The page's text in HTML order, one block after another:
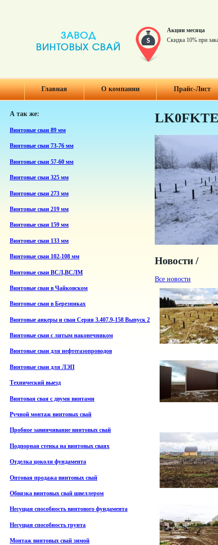
Акции месяца
Скидка 10% при
Главная О компании Прайс-Лист
А так же:
Винтовые сваи 89 мм
Винтовые сваи 73-76 мм
Винтовые сваи 57-60 мм
Винтовые сваи 325 мм
Винтовые сваи 273 мм
Винтовые сваи 219 мм
Винтовые сваи 159 мм
Винтовые сваи 133 мм
Винтовые сваи 102-108 мм
Винтовые сваи ВСЛ,ВСЛМ
Винтовые сваи в Чайковском
Винтовые сваи в Березниках
Винтовые анкеры и сваи Серия 3.407.9-158 Выпуск 2
Винтовые сваи с литым наконечником
Винтовые сваи для нефтегазопроводов
Винтовые сваи для ЛЭП
Технический выезд
Винтовая свая с двумя винтами
Ручной монтаж винтовых свай
Пробное завинчивание винтовых свай
Подпорная стенка на винтовых сваях
Отделка цоколя фундамента
Оптовая продажа винтовых свай
Обвязка винтовых свай швеллером
Несущая способность винтового фундамента
Несущая способность грунта
Монтаж винтовых свай зимой
Новости /
Все новости